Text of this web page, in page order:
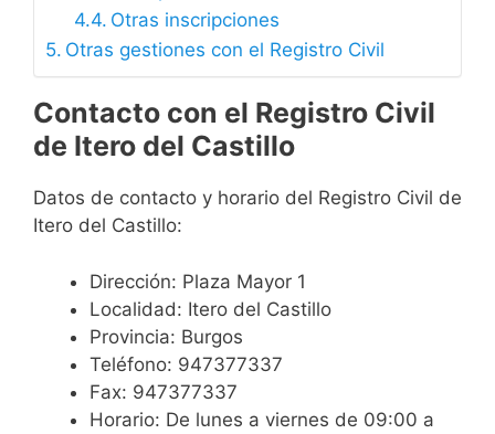
Otras inscripciones
Otras gestiones con el Registro Civil
Contacto con el Registro Civil
de Itero del Castillo
Datos de contacto y horario del Registro Civil de
Itero del Castillo:
Dirección: Plaza Mayor 1
Localidad: Itero del Castillo
Provincia: Burgos
Teléfono: 947377337
Fax: 947377337
Horario: De lunes a viernes de 09:00 a